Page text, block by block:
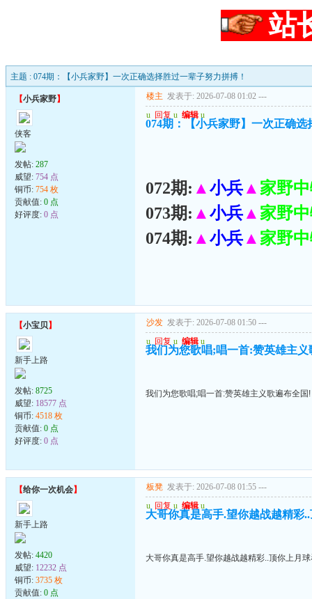
站
主题 : 074期：【小兵家野】一次正确选择胜过一辈子努力拼搏！
【小兵家野】
侠客
发帖: 287
威望: 754 点
铜币: 754 枚
贡献值: 0 点
好评度: 0 点
楼主 发表于: 2026-07-08 01:02 ---
u 回复 u 编辑 u
074期：【小兵家野】一次正确
072期: ▲小兵▲ 家野
073期: ▲小兵▲ 家野
074期: ▲小兵▲ 家野
【小宝贝】
新手上路
发帖: 8725
威望: 18577 点
铜币: 4518 枚
贡献值: 0 点
好评度: 0 点
沙发 发表于: 2026-07-08 01:50 ---
u 回复 u 编辑 u
我们为您歌唱;唱一首:赞英雄主义
我们为您歌唱;唱一首:赞英雄主义歌遍布全国!
【给你一次机会】
新手上路
发帖: 4420
威望: 12232 点
铜币: 3735 枚
贡献值: 0 点
板凳 发表于: 2026-07-08 01:55 ---
u 回复 u 编辑 u
大哥你真是高手.望你越战越精彩
大哥你真是高手.望你越战越精彩..顶你上月